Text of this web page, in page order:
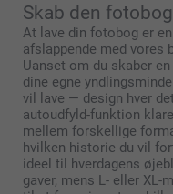
Skab den
At lave din fotobog er
afslappende med vores
Uanset om du skaber
dine egne
vil lave — design hver
autoudfyld-funktion
mellem forskellige
hvilken historie du vil
ideel til hverdagens
gaver, mens L- eller XL-